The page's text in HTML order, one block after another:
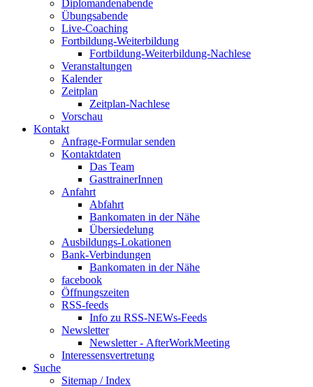
Diplomandenabende
Übungsabende
Live-Coaching
Fortbildung-Weiterbildung
Fortbildung-Weiterbildung-Nachlese
Veranstaltungen
Kalender
Zeitplan
Zeitplan-Nachlese
Vorschau
Kontakt
Anfrage-Formular senden
Kontaktdaten
Das Team
GasttrainerInnen
Anfahrt
Abfahrt
Bankomaten in der Nähe
Übersiedelung
Ausbildungs-Lokationen
Bank-Verbindungen
Bankomaten in der Nähe
facebook
Öffnungszeiten
RSS-feeds
Info zu RSS-NEWs-Feeds
Newsletter
Newsletter - AfterWorkMeeting
Interessensvertretung
Suche
Sitemap / Index